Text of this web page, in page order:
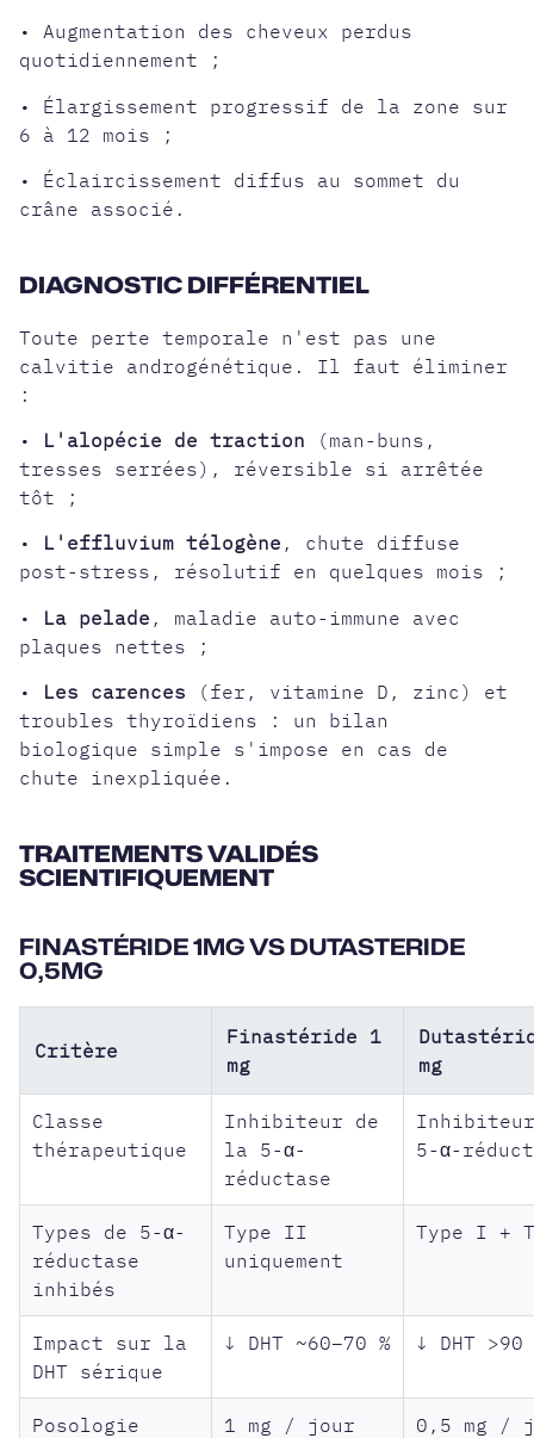
• Augmentation des cheveux perdus
quotidiennement ;
• Élargissement progressif de la zone sur
6 à 12 mois ;
• Éclaircissement diffus au sommet du
crâne associé.
DIAGNOSTIC DIFFÉRENTIEL
Toute perte temporale n'est pas une
calvitie androgénétique. Il faut éliminer
:
• L'alopécie de traction (man-buns,
tresses serrées), réversible si arrêtée
tôt ;
• L'effluvium télogène , chute diffuse
post-stress, résolutif en quelques mois ;
• La pelade , maladie auto-immune avec
plaques nettes ;
• Les carences (fer, vitamine D, zinc) et
troubles thyroïdiens : un bilan
biologique simple s'impose en cas de
chute inexpliquée.
TRAITEMENTS VALIDÉS
SCIENTIFIQUEMENT
FINASTÉRIDE 1MG VS DUTASTERIDE
0,5MG
Critère
Finastéride 1
mg
mg
Classe
thérapeutique
Inhibiteur de
la 5-α-
réductase
5-α-
Types de 5-α-
réductase
inhibés
Type II
uniquement
Type I +
Impact sur la
DHT sérique
↓ DHT ~60–70 % ↓ DHT >90
Posologie
1 mg / jour 0,5 mg /